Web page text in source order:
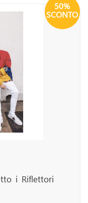
50%
SCONTO
i Riflettori